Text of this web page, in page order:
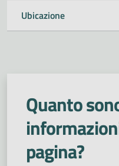
Ubicazione
Quanto
pagina?